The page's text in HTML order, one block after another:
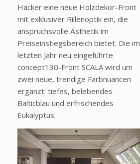
Häcker eine neue Holzdekor-Front
mit exklusiver Rillenoptik ein, die
anspruchsvolle Ästhetik im
Preiseinstiegsbereich bietet. Die im
letzten Jahr neu eingeführte
concept130-Front SCALA wird um
zwei neue, trendige Farbnuancen
ergänzt: tiefes, belebendes
Balticblau und erfrischendes
Eukalyptus.